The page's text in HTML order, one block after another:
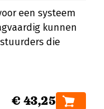
een systeem
kunnen
die
€ 43,25